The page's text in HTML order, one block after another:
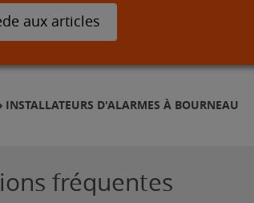
aux articles
INSTALLATEURS D'ALARMES À BOURNEAU
fréquentes